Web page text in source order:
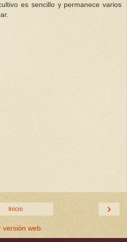
es sencillo y permanece varios
›
Inicio
versión web